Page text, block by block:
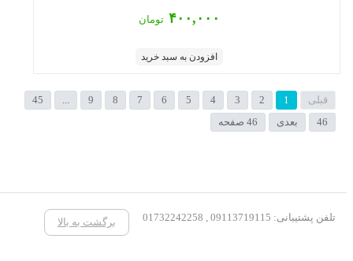
۴۰۰,۰۰۰ تومان
افزودن به سبد خرید
قبلی
بعدی
تلفن پشتیبانی: 09113719115 , 01732242258 برگشت به بالا